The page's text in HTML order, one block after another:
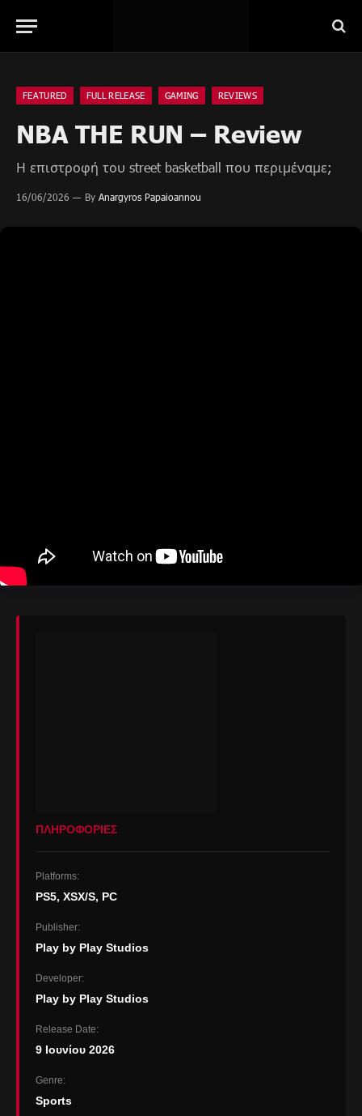
FEATURED FULL RELEASE GAMING REVIEWS
NBA THE RUN – Review
Η επιστροφή του street basketball που περιμέναμε;
16/06/2026 By Anargyros Papaioannou
ΠΛΗΡΟΦΟΡΙΕΣ
Platforms:
PS5, XSX/S, PC
Publisher:
Play by Play Studios
Developer:
Play by Play Studios
Release Date:
9 Ιουνίου 2026
Genre:
Sports